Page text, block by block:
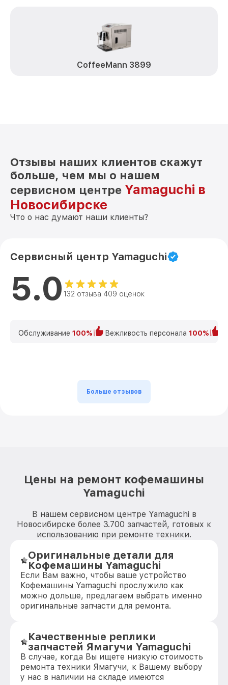
CoffeeMann 3899
Отзывы наших клиентов скажут
больше, чем мы о нашем
сервисном центре Yamaguchi в
Новосибирске
Что о нас думают наши клиенты?
Сервисный центр Yamaguchi
5.0 132 отзыва 409 оценок
Обслуживание 100% Вежливость персонала 100%
Больше отзывов
Цены на ремонт кофемашины
Yamaguchi
В нашем сервисном центре Yamaguchi в
Новосибирске более 3.700 запчастей, готовых к
использованию при ремонте техники.
Оригинальные детали для
Кофемашины Yamaguchi
Если Вам важно, чтобы ваше устройство
Кофемашины Yamaguchi прослужило как
можно дольше, предлагаем выбрать именно
оригинальные запчасти для ремонта.
Качественные реплики
запчастей Ямагучи Yamaguchi
В случае, когда Вы ищете низкую стоимость
ремонта техники Ямагучи, к Вашему выбору
у нас в наличии на складе имеются